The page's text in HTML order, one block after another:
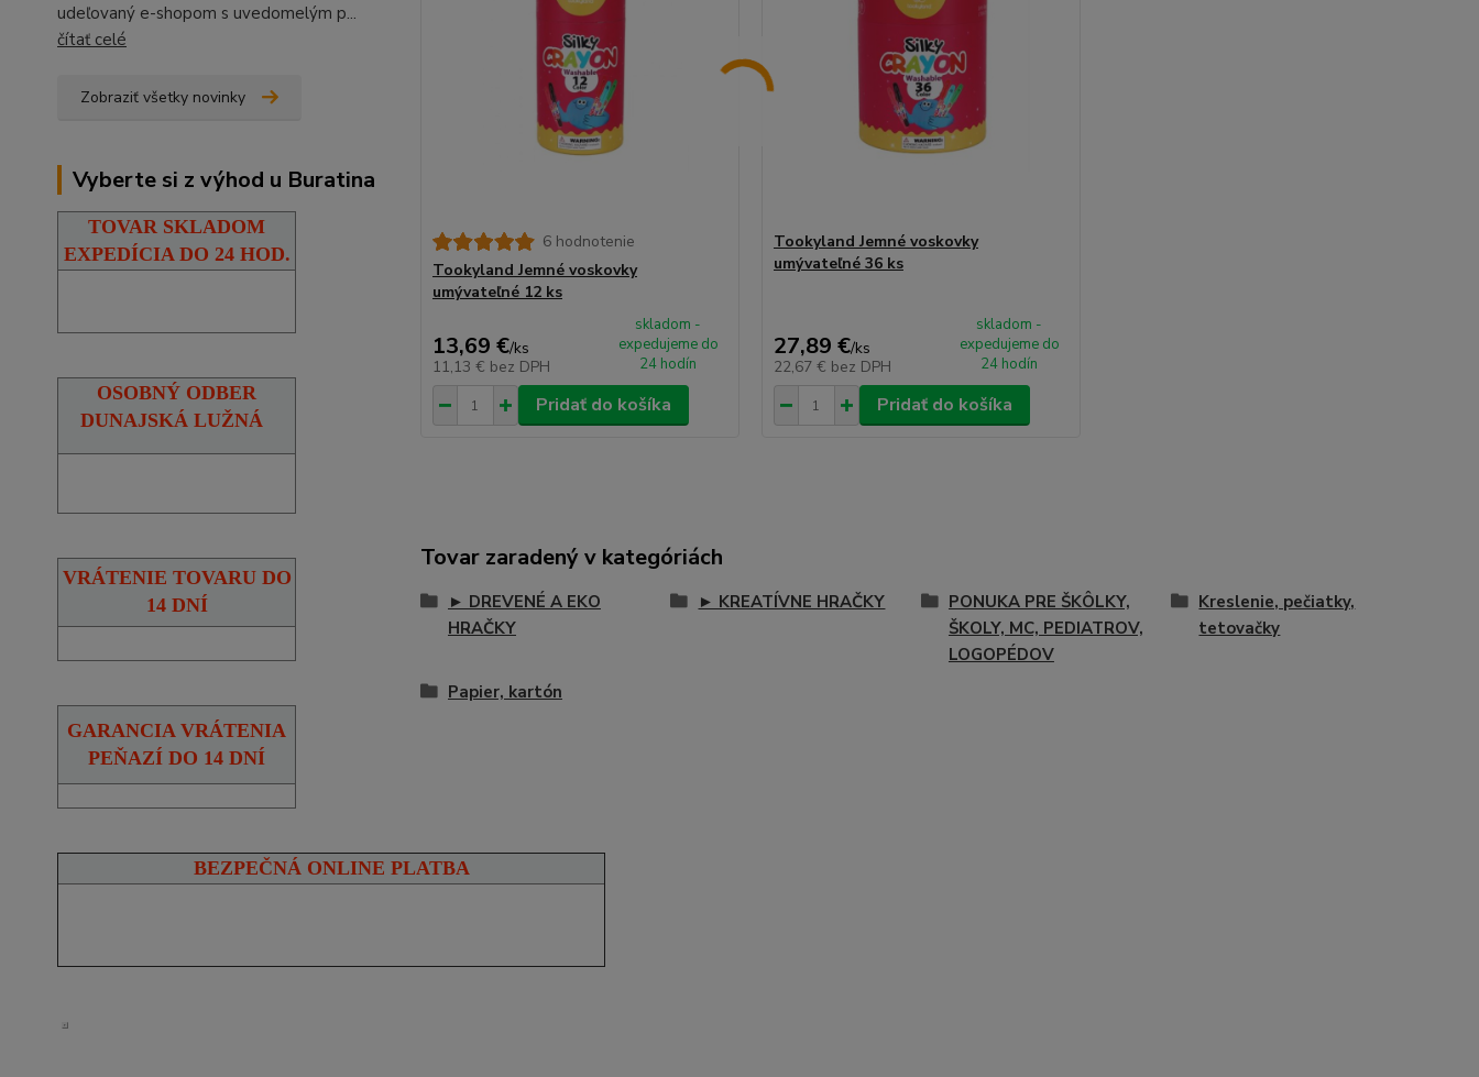
udeľovaný e-shopom s uvedomelým p...
čítať celé
Zobraziť všetky novinky
Vyberte si z výhod u Buratina
TOVAR SKLADOM
EXPEDÍCIA DO 24 HOD.
OSOBNÝ ODBER
DUNAJSKÁ LUŽNÁ
VRÁTENIE TOVARU DO
14 DNÍ
GARANCIA VRÁTENIA
PEŇAZÍ DO 14 DNÍ
BEZPEČNÁ ONLINE PLATBA
6 hodnotenie
Tookyland Jemné voskovky
umývateľné 12 ks
13,69 €/ks
11,13 € bez DPH
skladom -
expedujeme do
24 hodín
Pridať do košíka
Tookyland Jemné voskovky
umývateľné 36 ks
27,89 €/ks
22,67 € bez DPH
skladom -
expedujeme do
24 hodín
Pridať do košíka
Tovar zaradený v kategóriách
► DREVENÉ A EKO
HRAČKY
► KREATÍVNE HRAČKY
PONUKA PRE ŠKÔLKY,
ŠKOLY, MC, PEDIATROV,
LOGOPÉDOV
Kreslenie, pečiatky,
tetovačky
Papier, kartón